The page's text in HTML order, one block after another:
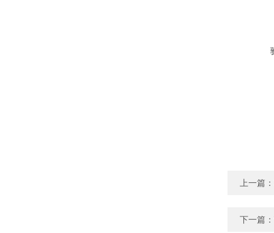
上一篇：
下一篇：